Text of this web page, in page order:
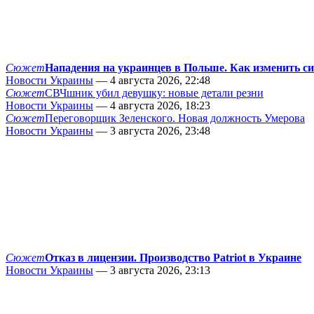
СюжетНападения на украинцев в Польше. Как изменить
Новости Украины — 4 августа 2026, 22:48
СюжетСВЧшник убил девушку: новые детали резни
Новости Украины — 4 августа 2026, 18:23
СюжетПереговорщик Зеленского. Новая должность Умерова
Новости Украины — 3 августа 2026, 23:48
СюжетОтказ в лицензии. Производство Patriot в Украине
Новости Украины — 3 августа 2026, 23:13